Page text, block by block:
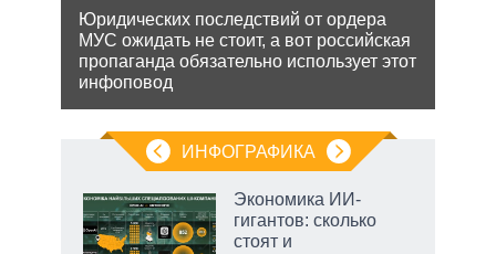
Юридических последствий от ордера
МУС ожидать не стоит, а вот российская
пропаганда обязательно использует этот
инфоповод
ИНФОГРАФИКА
Экономика ИИ-
гигантов: сколько
стоят и